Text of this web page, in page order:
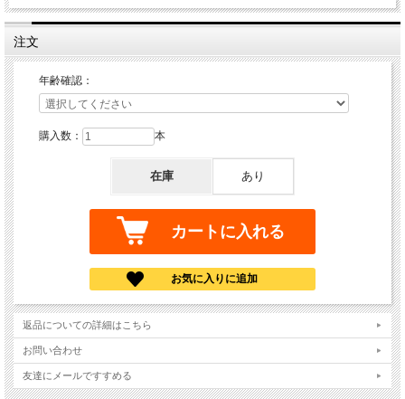
注文
年齢確認：
購入数： 本
在庫 あり
返品についての詳細はこちら
お問い合わせ
友達にメールですすめる